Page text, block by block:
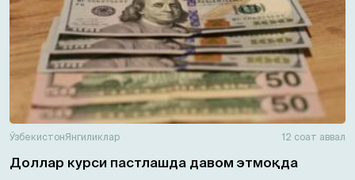
ЎзбекистонЯнгиликлар 12 соат аввал
Доллар курси пастлашда давом этмоқда